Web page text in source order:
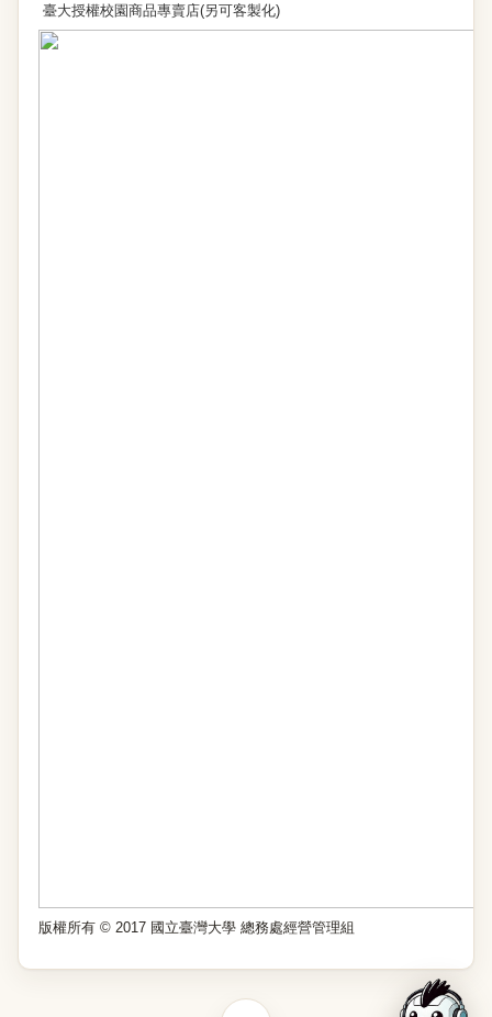
臺大授權校園商品專賣店(另可客製化)
版權所有 © 2017 國立臺灣大學 總務處經營管理組